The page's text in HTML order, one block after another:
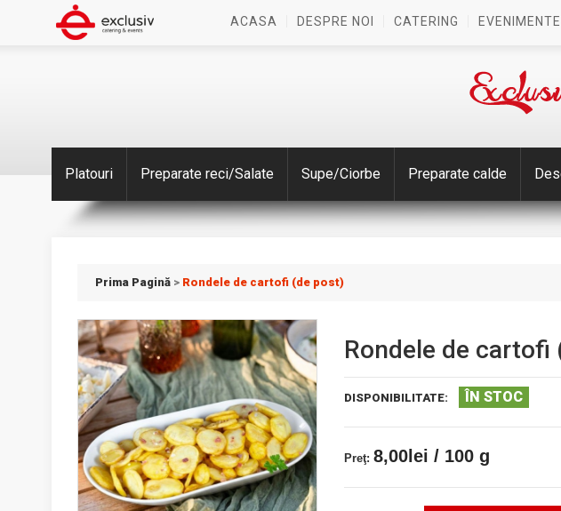
ACASA DESPRE NOI CATERING EVENIMENTE
Platouri Preparate reci/Salate Supe/Ciorbe Preparate calde
Prima Pagină > Rondele de cartofi (de post)
Rondele de cartofi
DISPONIBILITATE: ÎN STOC
Preţ: 8,00lei / 100 g